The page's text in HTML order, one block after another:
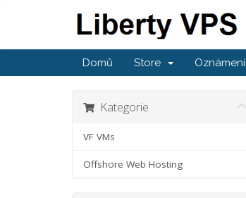
Domů Store Oznámení
Kategorie
VF VMs
Offshore Web Hosting